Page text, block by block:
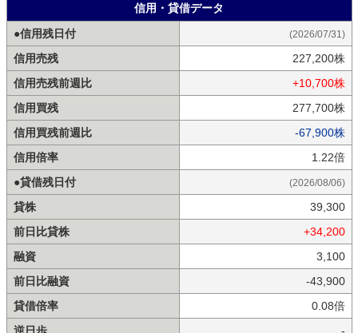
信用・貸借データ
●信用残日付
(2026/07/31)
信用売残
227,200株
信用売残前週比
+10,700株
信用買残
277,700株
信用買残前週比
-67,900株
信用倍率
1.22倍
●貸借残日付
(2026/08/06)
貸株
39,300
前日比貸株
+34,200
融資
3,100
前日比融資
-43,900
貸借倍率
0.08倍
逆日歩
-